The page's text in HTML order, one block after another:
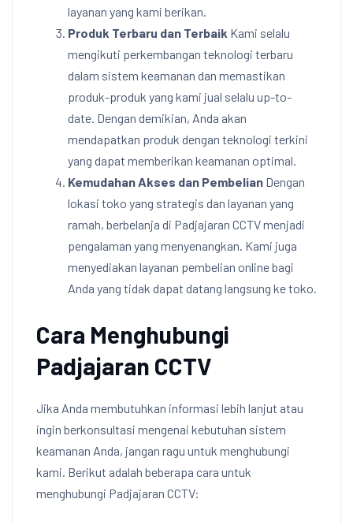
layanan yang kami berikan.
Produk Terbaru dan Terbaik Kami selalu
mengikuti perkembangan teknologi terbaru
dalam sistem keamanan dan memastikan
produk-produk yang kami jual selalu up-to-
date. Dengan demikian, Anda akan
mendapatkan produk dengan teknologi terkini
yang dapat memberikan keamanan optimal.
Kemudahan Akses dan Pembelian Dengan
lokasi toko yang strategis dan layanan yang
ramah, berbelanja di Padjajaran CCTV menjadi
pengalaman yang menyenangkan. Kami juga
menyediakan layanan pembelian online bagi
Anda yang tidak dapat datang langsung ke toko.
Cara Menghubungi
Padjajaran CCTV
Jika Anda membutuhkan informasi lebih lanjut atau
ingin berkonsultasi mengenai kebutuhan sistem
keamanan Anda, jangan ragu untuk menghubungi
kami. Berikut adalah beberapa cara untuk
menghubungi Padjajaran CCTV: